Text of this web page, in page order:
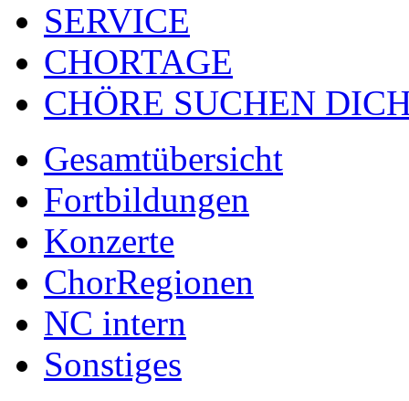
SERVICE
CHORTAGE
CHÖRE SUCHEN
Gesamtübersicht
Fortbildungen
Konzerte
ChorRegionen
NC intern
Sonstiges